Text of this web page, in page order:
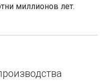
миллионов лет.